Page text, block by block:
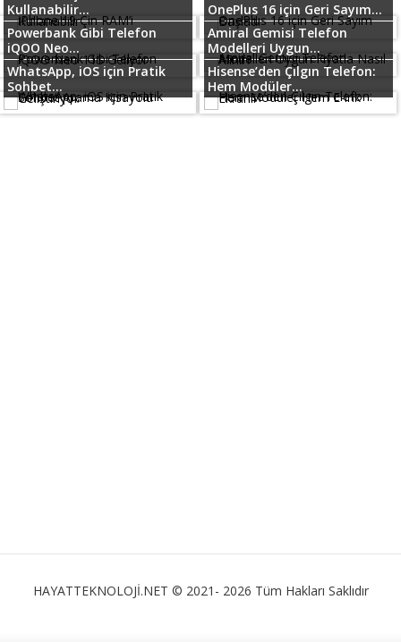
Kullanabilir...
OnePlus 16 için Geri Sayım...
Powerbank Gibi Telefon
iQOO Neo...
Amiral Gemisi Telefon
Modelleri Uygun...
WhatsApp, iOS için Pratik
Sohbet...
Hisense’den Çılgın Telefon:
Hem Modüler...
HAYATTEKNOLOJİ.NET © 2021- 2026 Tüm Hakları Saklıdır